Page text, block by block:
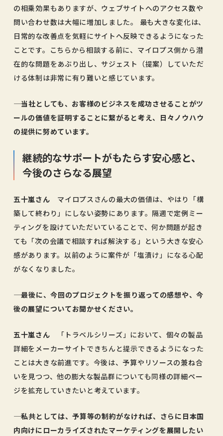
の相乗効果もありますが、ウェブサイトへのアクセス数や
問い合わせ数は大幅に増加しました。 最も大きな変化は、
日常的な改善点を気軽にサイトへ反映できるようになった
ことです。こちらから相談する前に、マイロプス側から潜
在的な問題をあぶり出し、サジェスト（提案）していただ
ける体制は非常に有り難いと感じています。
―― 当社としても、お客様のビジネスを成功させることがツ
ールの価値を証明することに繋がると考え、日々ノウハウ
の提供に努めています。
継続的なサポートがもたらす安心感と、
今後のさらなる展望
五十嵐さん マイロプスさんの最大の価値は、やはり「構
築して終わり」にしない姿勢にあります。隔週で定例ミー
ティングを設けていただいていることで、何か問題が起き
ても「次の会議で相談すれば解決する」という大きな安心
感があります。以前のように案件が「塩漬け」になる心配
がなくなりました。
―― 最後に、今回のプロジェクトを振り返っての感想や、今
後の展望についてお聞かせください。
五十嵐さん
「トラベルシリーズ」において、個々の製品
詳細をメーカーサイトできちんと提示できるようになった
ことは大きな前進です。今後は、予算やリソースの兼ね合
いを見つつ、他の膨大な製品群についても同様の詳細ペー
ジを拡充していきたいと考えています。
―― 私共としては、予算等の制約がなければ、さらに日本国
内向けにローカライズされたマーケティングを展開したい